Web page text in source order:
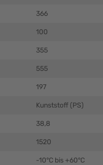
366
100
355
555
197
Kunststoff (PS)
38,8
1520
-10°C bis +60°C